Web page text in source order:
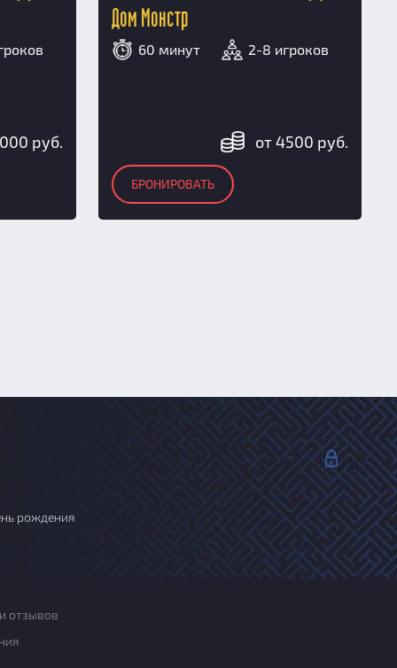
руб.
Дом Монстр
60 минут 2-8 игроков
от 4500 руб.
БРОНИРОВАТЬ
рождения
отзывов